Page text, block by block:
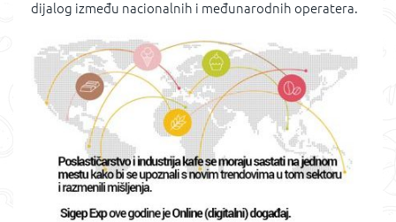
dijalog između nacionalnih i međunarodnih operatera.